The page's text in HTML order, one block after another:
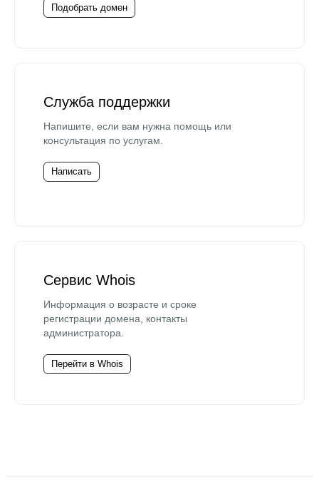
Подобрать домен
Служба поддержки
Напишите, если вам нужна помощь или
консультация по услугам.
Написать
Сервис Whois
Информация о возрасте и сроке
регистрации домена, контакты
администратора.
Перейти в Whois